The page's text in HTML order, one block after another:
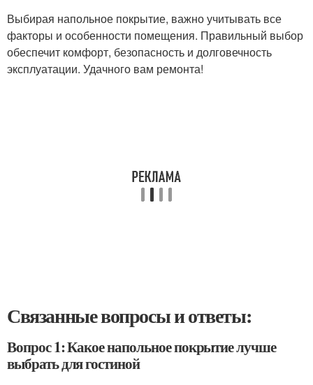
Выбирая напольное покрытие, важно учитывать все
факторы и особенности помещения. Правильный выбор
обеспечит комфорт, безопасность и долговечность
эксплуатации. Удачного вам ремонта!
Связанные вопросы и ответы:
Вопрос 1: Какое напольное покрытие лучше
выбрать для гостиной